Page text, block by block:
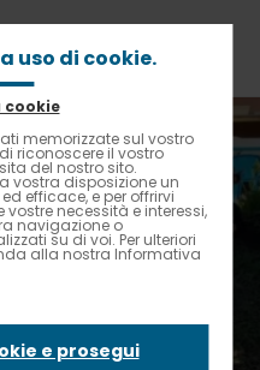
in ogni stagione
per
uso di cookie.
cookie
memorizzate sul vostro
riconoscere il vostro
del nostro sito.
vostra disposizione un
efficace, e per offrirvi
necessità e interessi,
navigazione o
su di voi. Per ulteriori
alla nostra Informativa
e prosegui